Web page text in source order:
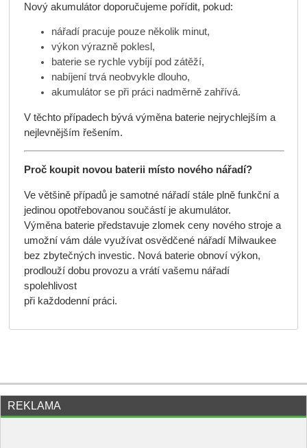
Nový akumulátor doporučujeme pořídit, pokud:
nářadí pracuje pouze několik minut,
výkon výrazně poklesl,
baterie se rychle vybíjí pod zátěží,
nabíjení trvá neobvykle dlouho,
akumulátor se při práci nadměrně zahřívá.
V těchto případech bývá výměna baterie nejrychlejším a
nejlevnějším řešením.
Proč koupit novou baterii místo nového nářadí?
Ve většině případů je samotné nářadí stále plně funkční a
jedinou opotřebovanou součástí je akumulátor.
Výměna baterie představuje zlomek ceny nového stroje a
umožní vám dále využívat osvědčené nářadí Milwaukee
bez zbytečných investic. Nová baterie obnoví výkon,
prodlouží dobu provozu a vrátí vašemu nářadí
spolehlivost
při každodenní práci.
REKLAMA